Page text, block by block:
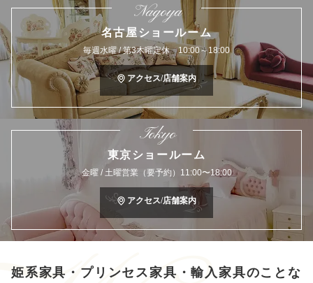
Nagoya
名古屋ショールーム
毎週水曜 / 第3木曜定休 10:00～18:00
アクセス/店舗案内
Tokyo
東京ショールーム
金曜 / 土曜営業（要予約）11:00〜18:00
アクセス/店舗案内
姫系家具・プリンセス家具・輸入家具のことな